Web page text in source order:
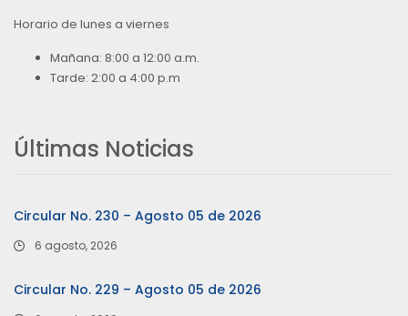
Horario de lunes a viernes
Mañana: 8:00 a 12:00 a.m.
Tarde: 2:00 a 4:00 p.m
Últimas Noticias
Circular No. 230 – Agosto 05 de 2026
6 agosto, 2026
Circular No. 229 – Agosto 05 de 2026